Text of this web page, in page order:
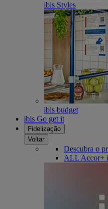
ibis Styles
ibis budget
ibis Go get it
Fidelização
Voltar
Descubra o
ALL Accor+